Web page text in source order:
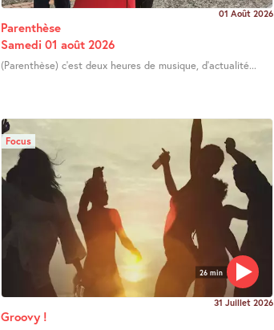
01 Août 2026
Parenthèse
Samedi 01 août 2026
(Parenthèse) c’est deux heures de musique, d’actualité...
26 min
Focus
31 Juillet 2026
Groovy !